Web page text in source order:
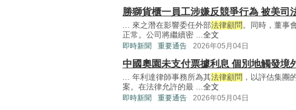
勝獅貨櫃一員工涉嫌反競爭行為 被美司
... 來之潛在影響委任外部法律顧問 。同時，董事
正常。公司將繼續密 ...全文
即時新聞 重要通告 2026年05月04日
中國奧園未支付票據利息 個別地觸發境
... 年利達律師事務所為其法律顧問 ，以評估集團
案。在法律允許的最 ...全文
即時新聞 重要通告 2026年05月04日